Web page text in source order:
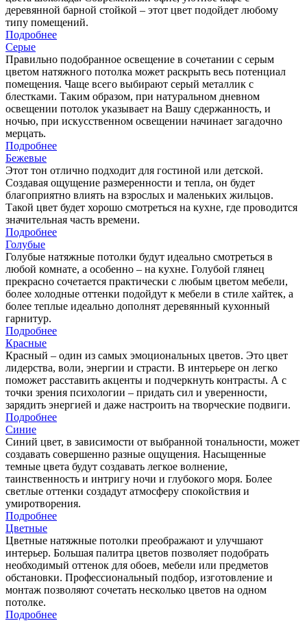
деревянной барной стойкой – этот цвет подойдет любому
типу помещений.
Подробнее
Серые
Правильно подобранное освещение в сочетании с серым
цветом натяжного потолка может раскрыть весь потенциал
помещения. Чаще всего выбирают серый металлик с
блестками. Таким образом, при натуральном дневном
освещении потолок указывает на Вашу сдержанность, и
ночью, при искусственном освещении начинает загадочно
мерцать.
Подробнее
Бежевые
Этот тон отлично подходит для гостиной или детской.
Создавая ощущение размеренности и тепла, он будет
благоприятно влиять на взрослых и маленьких жильцов.
Такой цвет будет хорошо смотреться на кухне, где проводится
значительная часть времени.
Подробнее
Голубые
Голубые натяжные потолки будут идеально смотреться в
любой комнате, а особенно – на кухне. Голубой глянец
прекрасно сочетается практически с любым цветом мебели,
более холодные оттенки подойдут к мебели в стиле хайтек, а
более теплые идеально дополнят деревянный кухонный
гарнитур.
Подробнее
Красные
Красный – один из самых эмоциональных цветов. Это цвет
лидерства, воли, энергии и страсти. В интерьере он легко
поможет расставить акценты и подчеркнуть контрасты. А с
точки зрения психологии – придать сил и уверенности,
зарядить энергией и даже настроить на творческие подвиги.
Подробнее
Синие
Синий цвет, в зависимости от выбранной тональности, может
создавать совершенно разные ощущения. Насыщенные
темные цвета будут создавать легкое волнение,
таинственность и интригу ночи и глубокого моря. Более
светлые оттенки создадут атмосферу спокойствия и
умиротворения.
Подробнее
Цветные
Цветные натяжные потолки преображают и улучшают
интерьер. Большая палитра цветов позволяет подобрать
необходимый оттенок для обоев, мебели или предметов
обстановки. Профессиональный подбор, изготовление и
монтаж позволяют сочетать несколько цветов на одном
потолке.
Подробнее